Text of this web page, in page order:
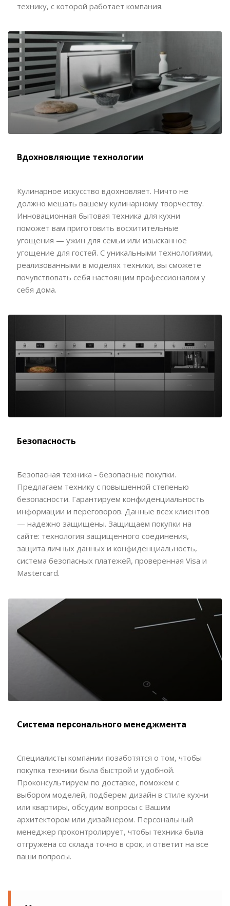
технику, с которой работает компания.
Вдохновляющие технологии
Кулинарное искусство вдохновляет. Ничто не
должно мешать вашему кулинарному творчеству.
Инновационная бытовая техника для кухни
поможет вам приготовить восхитительные
угощения — ужин для семьи или изысканное
угощение для гостей. С уникальными технологиями,
реализованными в моделях техники, вы сможете
почувствовать себя настоящим профессионалом у
себя дома.
Безопасность
Безопасная техника - безопасные покупки.
Предлагаем технику с повышенной степенью
безопасности. Гарантируем конфиденциальность
информации и переговоров. Данные всех клиентов
— надежно защищены. Защищаем покупки на
сайте: технология защищенного соединения,
защита личных данных и конфиденциальность,
система безопасных платежей, проверенная Visa и
Mastercard.
Система персонального менеджмента
Специалисты компании позаботятся о том, чтобы
покупка техники была быстрой и удобной.
Проконсультируем по доставке, поможем с
выбором моделей, подберем дизайн в стиле кухни
или квартиры, обсудим вопросы с Вашим
архитектором или дизайнером. Персональный
менеджер проконтролирует, чтобы техника была
отгружена со склада точно в срок, и ответит на все
ваши вопросы.